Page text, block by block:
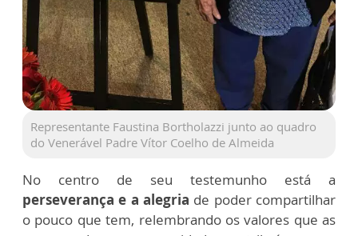
Representante Faustina Bortholazzi junto ao quadro
do Venerável Padre Vítor Coelho de Almeida
No centro de seu testemunho está a
perseverança e a alegria de poder compartilhar
o pouco que tem, relembrando os valores que as